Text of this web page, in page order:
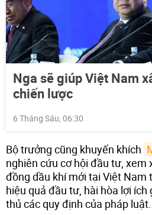
Nga sẽ giúp Việt Nam
chiến lược
6 Tháng Sáu, 06:30
Bộ trưởng cũng khuyến khích
nghiên cứu cơ hội đầu tư, xem
đồng dầu khí mới tại Việt Nam
hiệu quả đầu tư, hài hòa lợi
thủ các quy định của pháp luật.